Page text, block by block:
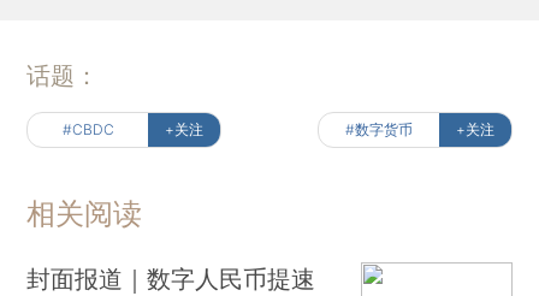
话题：
#CBDC +关注 #数字货币 +关注
相关阅读
封面报道｜数字人民币提速